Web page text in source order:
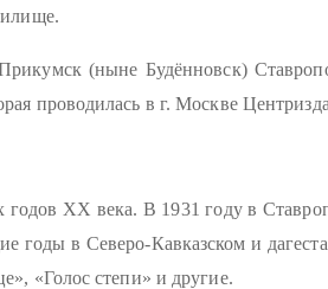
(ныне Будённовск)
проводилась в г. Москве
XX века. В 1931 году в
в Северо-Кавказском и
«Голос степи» и другие.